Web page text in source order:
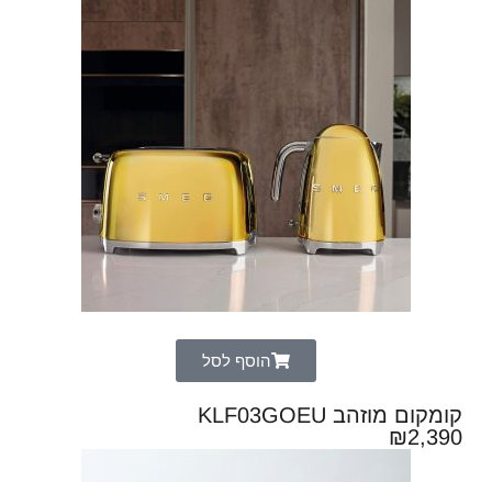
הוסף לסל
קומקום מוזהב KLF03GOEU
₪2,390